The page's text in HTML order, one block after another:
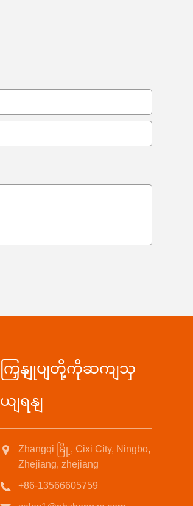
ကြှနျုပျတို့ကိုဆကျသှ
ယျရနျ
Zhangqi မြို့, Cixi City, Ningbo,
Zhejiang, zhejiang
+86-13566605759